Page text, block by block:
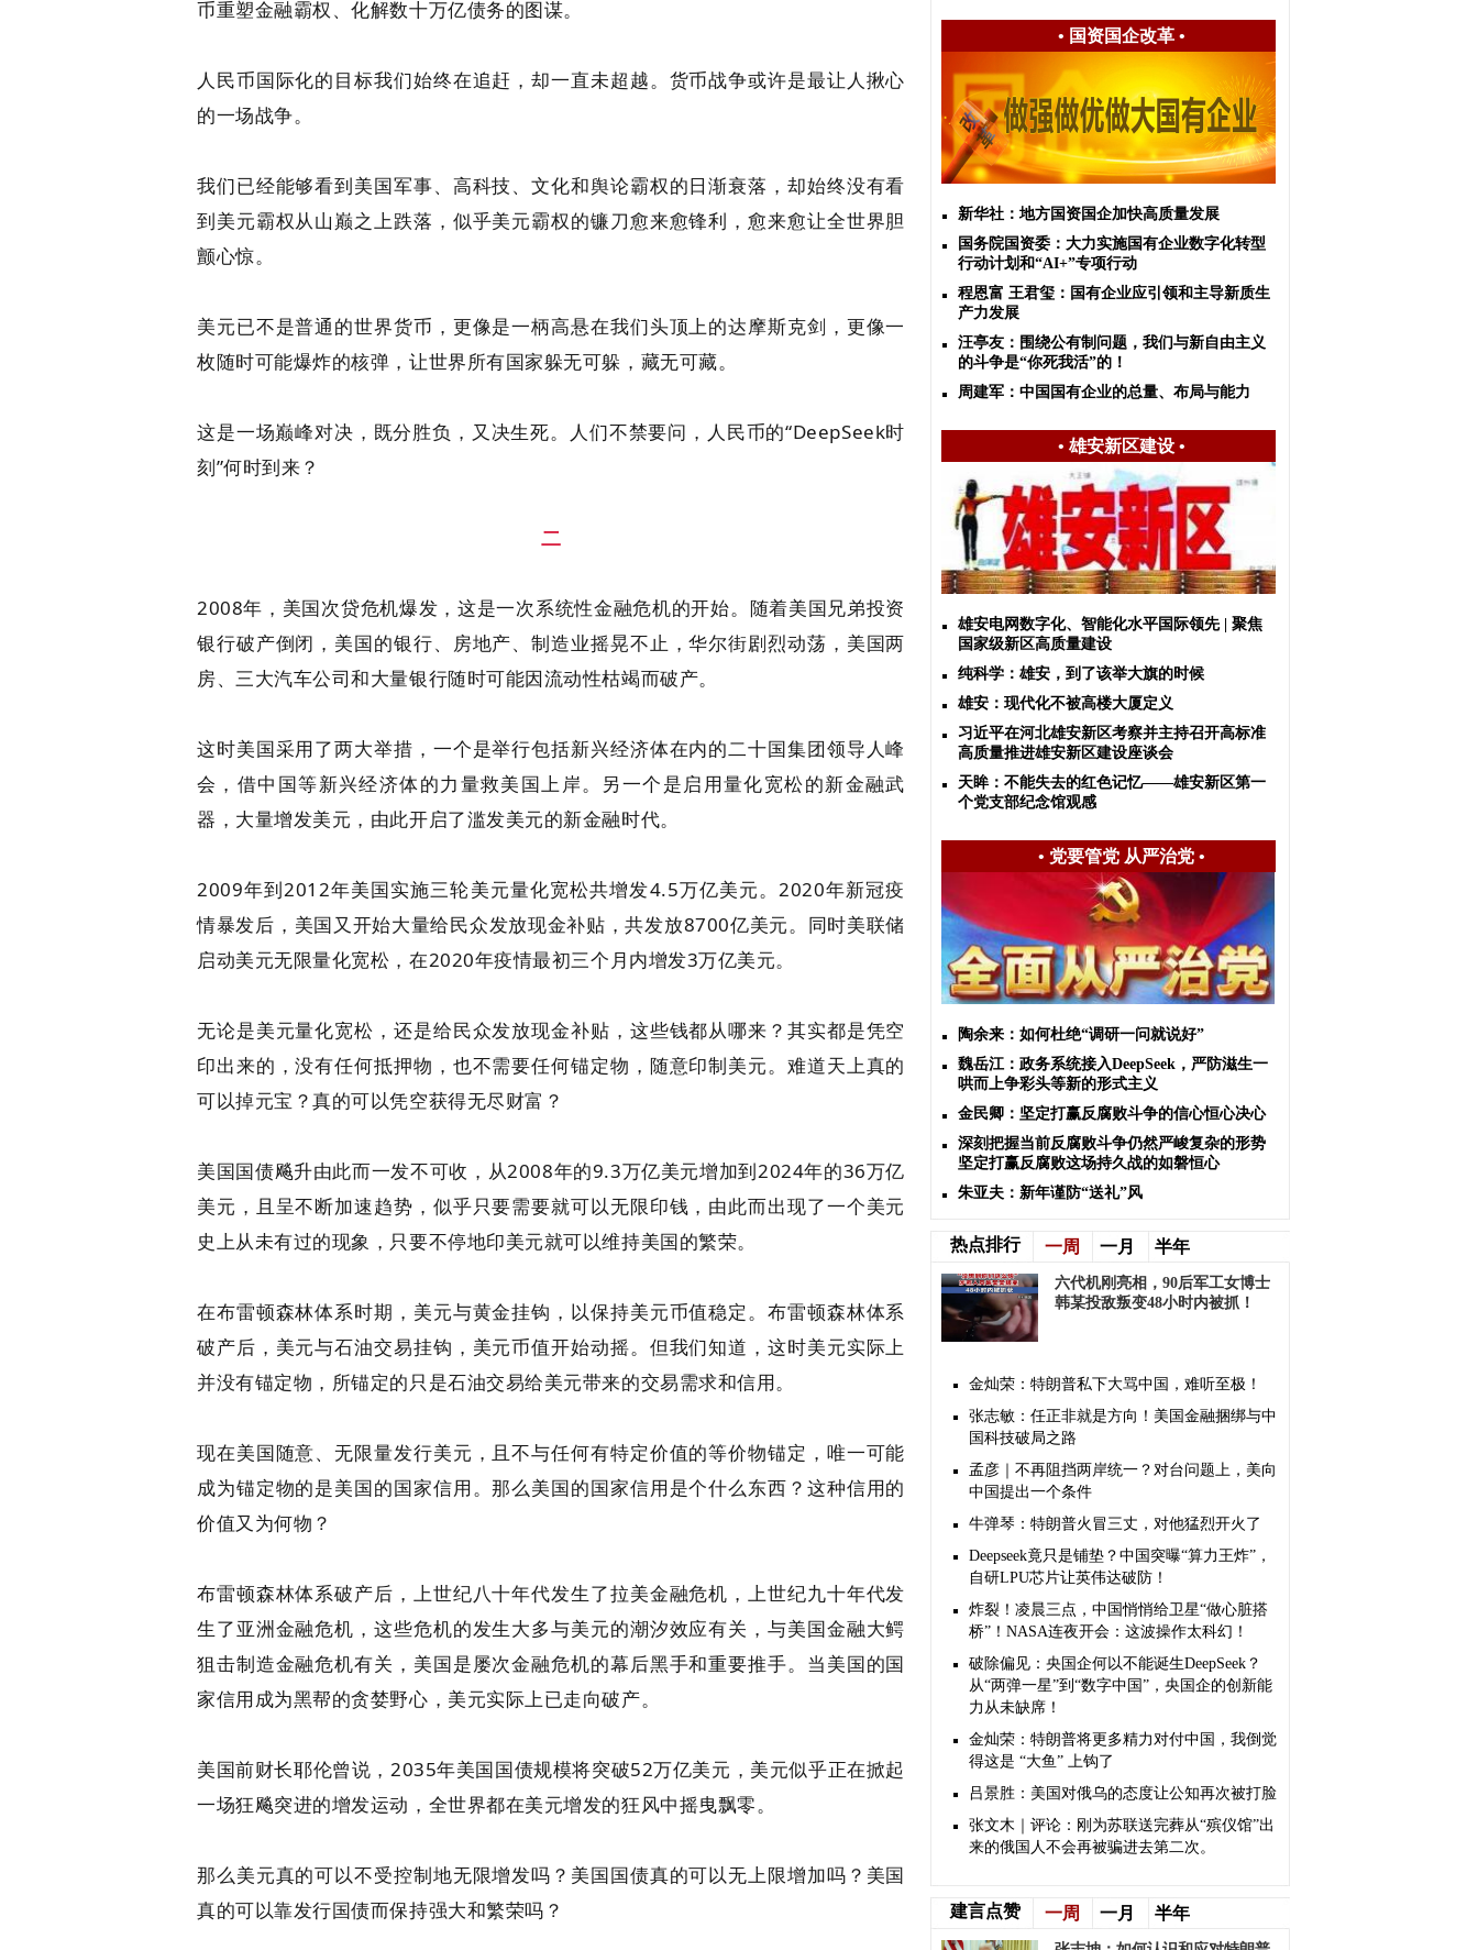
币重塑金融霸权、化解数十万亿债务的图谋。
人民币国际化的目标我们始终在追赶，却一直未超越。货币战争或许是最让人揪心
的一场战争。
我们已经能够看到美国军事、高科技、文化和舆论霸权的日渐衰落，却始终没有看
到美元霸权从山巅之上跌落，似乎美元霸权的镰刀愈来愈锋利，愈来愈让全世界胆
颤心惊。
美元已不是普通的世界货币，更像是一柄高悬在我们头顶上的达摩斯克剑，更像一
枚随时可能爆炸的核弹，让世界所有国家躲无可躲，藏无可藏。
这是一场巅峰对决，既分胜负，又决生死。人们不禁要问，人民币的“DeepSeek时
刻”何时到来？
二
2008年，美国次贷危机爆发，这是一次系统性金融危机的开始。随着美国兄弟投资
银行破产倒闭，美国的银行、房地产、制造业摇晃不止，华尔街剧烈动荡，美国两
房、三大汽车公司和大量银行随时可能因流动性枯竭而破产。
这时美国采用了两大举措，一个是举行包括新兴经济体在内的二十国集团领导人峰
会，借中国等新兴经济体的力量救美国上岸。另一个是启用量化宽松的新金融武
器，大量增发美元，由此开启了滥发美元的新金融时代。
2009年到2012年美国实施三轮美元量化宽松共增发4.5万亿美元。2020年新冠疫
情暴发后，美国又开始大量给民众发放现金补贴，共发放8700亿美元。同时美联储
启动美元无限量化宽松，在2020年疫情最初三个月内增发3万亿美元。
无论是美元量化宽松，还是给民众发放现金补贴，这些钱都从哪来？其实都是凭空
印出来的，没有任何抵押物，也不需要任何锚定物，随意印制美元。难道天上真的
可以掉元宝？真的可以凭空获得无尽财富？
美国国债飚升由此而一发不可收，从2008年的9.3万亿美元增加到2024年的36万亿
美元，且呈不断加速趋势，似乎只要需要就可以无限印钱，由此而出现了一个美元
史上从未有过的现象，只要不停地印美元就可以维持美国的繁荣。
在布雷顿森林体系时期，美元与黄金挂钩，以保持美元币值稳定。布雷顿森林体系
破产后，美元与石油交易挂钩，美元币值开始动摇。但我们知道，这时美元实际上
并没有锚定物，所锚定的只是石油交易给美元带来的交易需求和信用。
现在美国随意、无限量发行美元，且不与任何有特定价值的等价物锚定，唯一可能
成为锚定物的是美国的国家信用。那么美国的国家信用是个什么东西？这种信用的
价值又为何物？
布雷顿森林体系破产后，上世纪八十年代发生了拉美金融危机，上世纪九十年代发
生了亚洲金融危机，这些危机的发生大多与美元的潮汐效应有关，与美国金融大鳄
狙击制造金融危机有关，美国是屡次金融危机的幕后黑手和重要推手。当美国的国
家信用成为黑帮的贪婪野心，美元实际上已走向破产。
美国前财长耶伦曾说，2035年美国国债规模将突破52万亿美元，美元似乎正在掀起
一场狂飚突进的增发运动，全世界都在美元增发的狂风中摇曳飘零。
那么美元真的可以不受控制地无限增发吗？美国国债真的可以无上限增加吗？美国
真的可以靠发行国债而保持强大和繁荣吗？
• 国资国企改革•
新华社：地方国资国企加快高质量发展
国务院国资委：大力实施国有企业数字化转型
行动计划和“AI+”专项行动
程恩富 王君玺：国有企业应引领和主导新质生
产力发展
汪亭友：围绕公有制问题，我们与新自由主义
的斗争是“你死我活”的！
周建军：中国国有企业的总量、布局与能力
• 雄安新区建设•
雄安电网数字化、智能化水平国际领先 | 聚焦
国家级新区高质量建设
纯科学：雄安，到了该举大旗的时候
雄安：现代化不被高楼大厦定义
习近平在河北雄安新区考察并主持召开高标准
高质量推进雄安新区建设座谈会
天眸：不能失去的红色记忆——雄安新区第一
个党支部纪念馆观感
• 党要管党 从严治党•
陶余来：如何杜绝“调研一问就说好”
魏岳江：政务系统接入DeepSeek，严防滋生一
哄而上争彩头等新的形式主义
金民卿：坚定打赢反腐败斗争的信心恒心决心
深刻把握当前反腐败斗争仍然严峻复杂的形势
坚定打赢反腐败这场持久战的如磐恒心
朱亚夫：新年谨防“送礼”风
热点排行 一周 一月 半年
六代机刚亮相，90后军工女博士
韩某投敌叛变48小时内被抓！
金灿荣：特朗普私下大骂中国，难听至极！
张志敏：任正非就是方向！美国金融捆绑与中
国科技破局之路
孟彦｜不再阻挡两岸统一？对台问题上，美向
中国提出一个条件
牛弹琴：特朗普火冒三丈，对他猛烈开火了
Deepseek竟只是铺垫？中国突曝“算力王炸”，
自研LPU芯片让英伟达破防！
炸裂！凌晨三点，中国悄悄给卫星“做心脏搭
桥”！NASA连夜开会：这波操作太科幻！
破除偏见：央国企何以不能诞生DeepSeek？
从“两弹一星”到“数字中国”，央国企的创新能
力从未缺席！
金灿荣：特朗普将更多精力对付中国，我倒觉
得这是 “大鱼” 上钩了
吕景胜：美国对俄乌的态度让公知再次被打脸
张文木｜评论：刚为苏联送完葬从“殡仪馆”出
来的俄国人不会再被骗进去第二次。
建言点赞 一周 一月 半年